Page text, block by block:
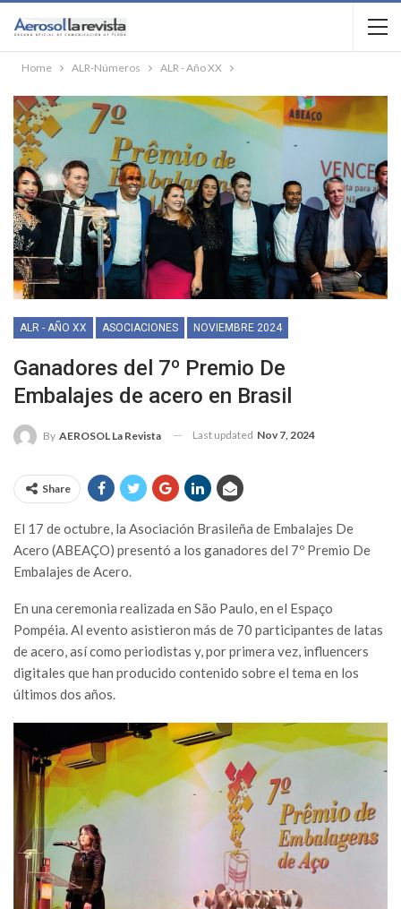
Home ALR-Números ALR - Año XX
ALR - AÑO XX ASOCIACIONES NOVIEMBRE 2024
Ganadores del 7º Premio De
Embalajes de acero en Brasil
By AEROSOL La Revista Last updated Nov 7, 2024
Share
El 17 de octubre, la Asociación Brasileña de Embalajes De
Acero (ABEAÇO) presentó a los ganadores del 7º Premio De
Embalajes de Acero.
En una ceremonia realizada en São Paulo, en el Espaço
Pompéia. Al evento asistieron más de 70 participantes de latas
de acero, así como periodistas y, por primera vez, influencers
digitales que han producido contenido sobre el tema en los
últimos dos años.